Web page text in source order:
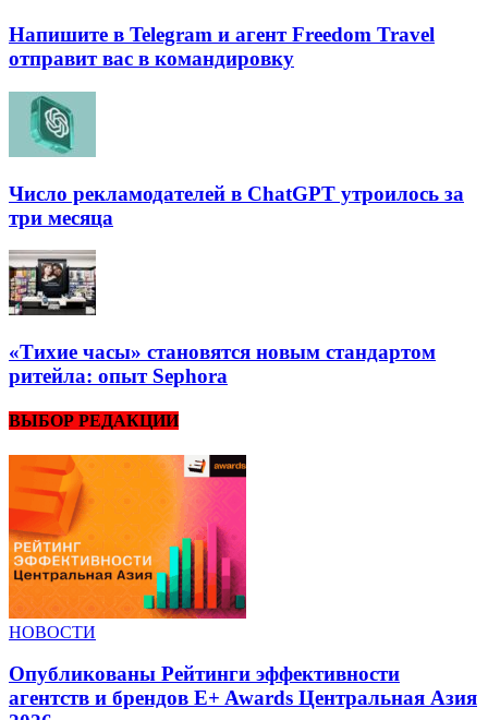
Напишите в Telegram и агент Freedom Travel
отправит вас в командировку
Число рекламодателей в ChatGPT утроилось за
три месяца
«Тихие часы» становятся новым стандартом
ритейла: опыт Sephora
ВЫБОР РЕДАКЦИИ
НОВОСТИ
Опубликованы Рейтинги эффективности
агентств и брендов E+ Awards Центральная Азия